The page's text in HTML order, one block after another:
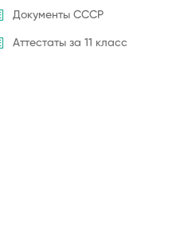
Документы СССР
Аттестаты за 11 класс